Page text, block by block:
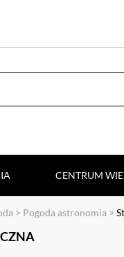
CENTRUM
> Pogoda astronomia >